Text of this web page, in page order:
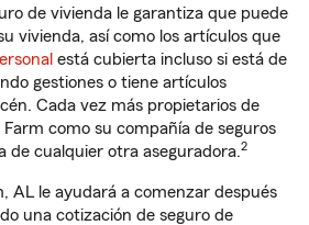
de vivienda le garantiza que puede
vivienda, así como los artículos que
está cubierta incluso si está de
gestiones o tiene artículos
Cada vez más propietarios de
como su compañía de seguros
de cualquier otra aseguradora.2
AL le ayudará a comenzar después
una cotización de seguro de